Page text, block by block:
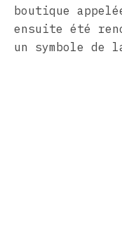
boutique
ensuite été
un symbole de